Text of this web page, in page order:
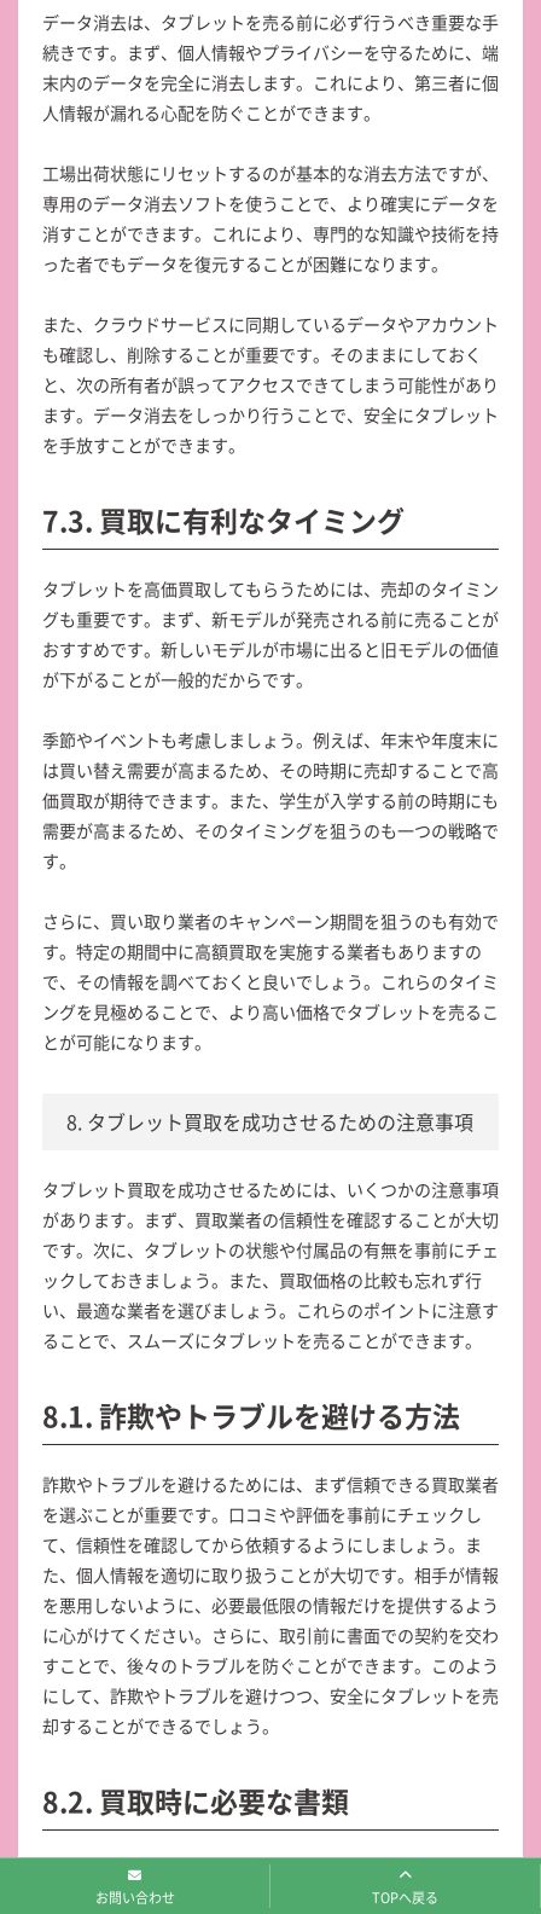
データ消去は、タブレットを売る前に必ず行うべき重要な手
続きです。まず、個人情報やプライバシーを守るために、端
末内のデータを完全に消去します。これにより、第三者に個
人情報が漏れる心配を防ぐことができます。
工場出荷状態にリセットするのが基本的な消去方法ですが、
専用のデータ消去ソフトを使うことで、より確実にデータを
消すことができます。これにより、専門的な知識や技術を持
った者でもデータを復元することが困難になります。
また、クラウドサービスに同期しているデータやアカウント
も確認し、削除することが重要です。そのままにしておく
と、次の所有者が誤ってアクセスできてしまう可能性があり
ます。データ消去をしっかり行うことで、安全にタブレット
を手放すことができます。
7.3. 買取に有利なタイミング
タブレットを高価買取してもらうためには、売却のタイミン
グも重要です。まず、新モデルが発売される前に売ることが
おすすめです。新しいモデルが市場に出ると旧モデルの価値
が下がることが一般的だからです。
季節やイベントも考慮しましょう。例えば、年末や年度末に
は買い替え需要が高まるため、その時期に売却することで高
価買取が期待できます。また、学生が入学する前の時期にも
需要が高まるため、そのタイミングを狙うのも一つの戦略で
す。
さらに、買い取り業者のキャンペーン期間を狙うのも有効で
す。特定の期間中に高額買取を実施する業者もありますの
で、その情報を調べておくと良いでしょう。これらのタイミ
ングを見極めることで、より高い価格でタブレットを売るこ
とが可能になります。
8. タブレット買取を成功させるための注意事項
タブレット買取を成功させるためには、いくつかの注意事項
があります。まず、買取業者の信頼性を確認することが大切
です。次に、タブレットの状態や付属品の有無を事前にチェ
ックしておきましょう。また、買取価格の比較も忘れず行
い、最適な業者を選びましょう。これらのポイントに注意す
ることで、スムーズにタブレットを売ることができます。
8.1. 詐欺やトラブルを避ける方法
詐欺やトラブルを避けるためには、まず信頼できる買取業者
を選ぶことが重要です。口コミや評価を事前にチェックし
て、信頼性を確認してから依頼するようにしましょう。ま
た、個人情報を適切に取り扱うことが大切です。相手が情報
を悪用しないように、必要最低限の情報だけを提供するよう
に心がけてください。さらに、取引前に書面での契約を交わ
すことで、後々のトラブルを防ぐことができます。このよう
にして、詐欺やトラブルを避けつつ、安全にタブレットを売
却することができるでしょう。
8.2. 買取時に必要な書類
買取時に必要な書類として、まず本人確認書類があります。
運転免許証やマイナンバーカード、パスポートなどが一般的
お問い合わせ TOPへ戻る